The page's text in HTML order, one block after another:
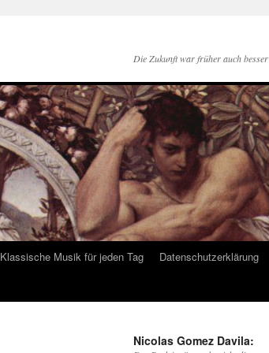
Die Zukunft war früher auch besser
Klassische Musik für jeden Tag
Datenschutzerklärung
Nicolas Gomez Davila: